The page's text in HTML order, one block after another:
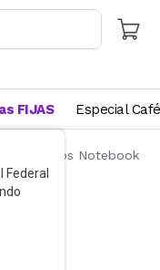
Federal
FIJAS Especial Café
y Bolsos Notebook